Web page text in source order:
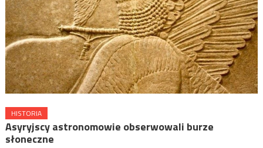
HISTORIA
Asyryjscy astronomowie obserwowali burze
słoneczne